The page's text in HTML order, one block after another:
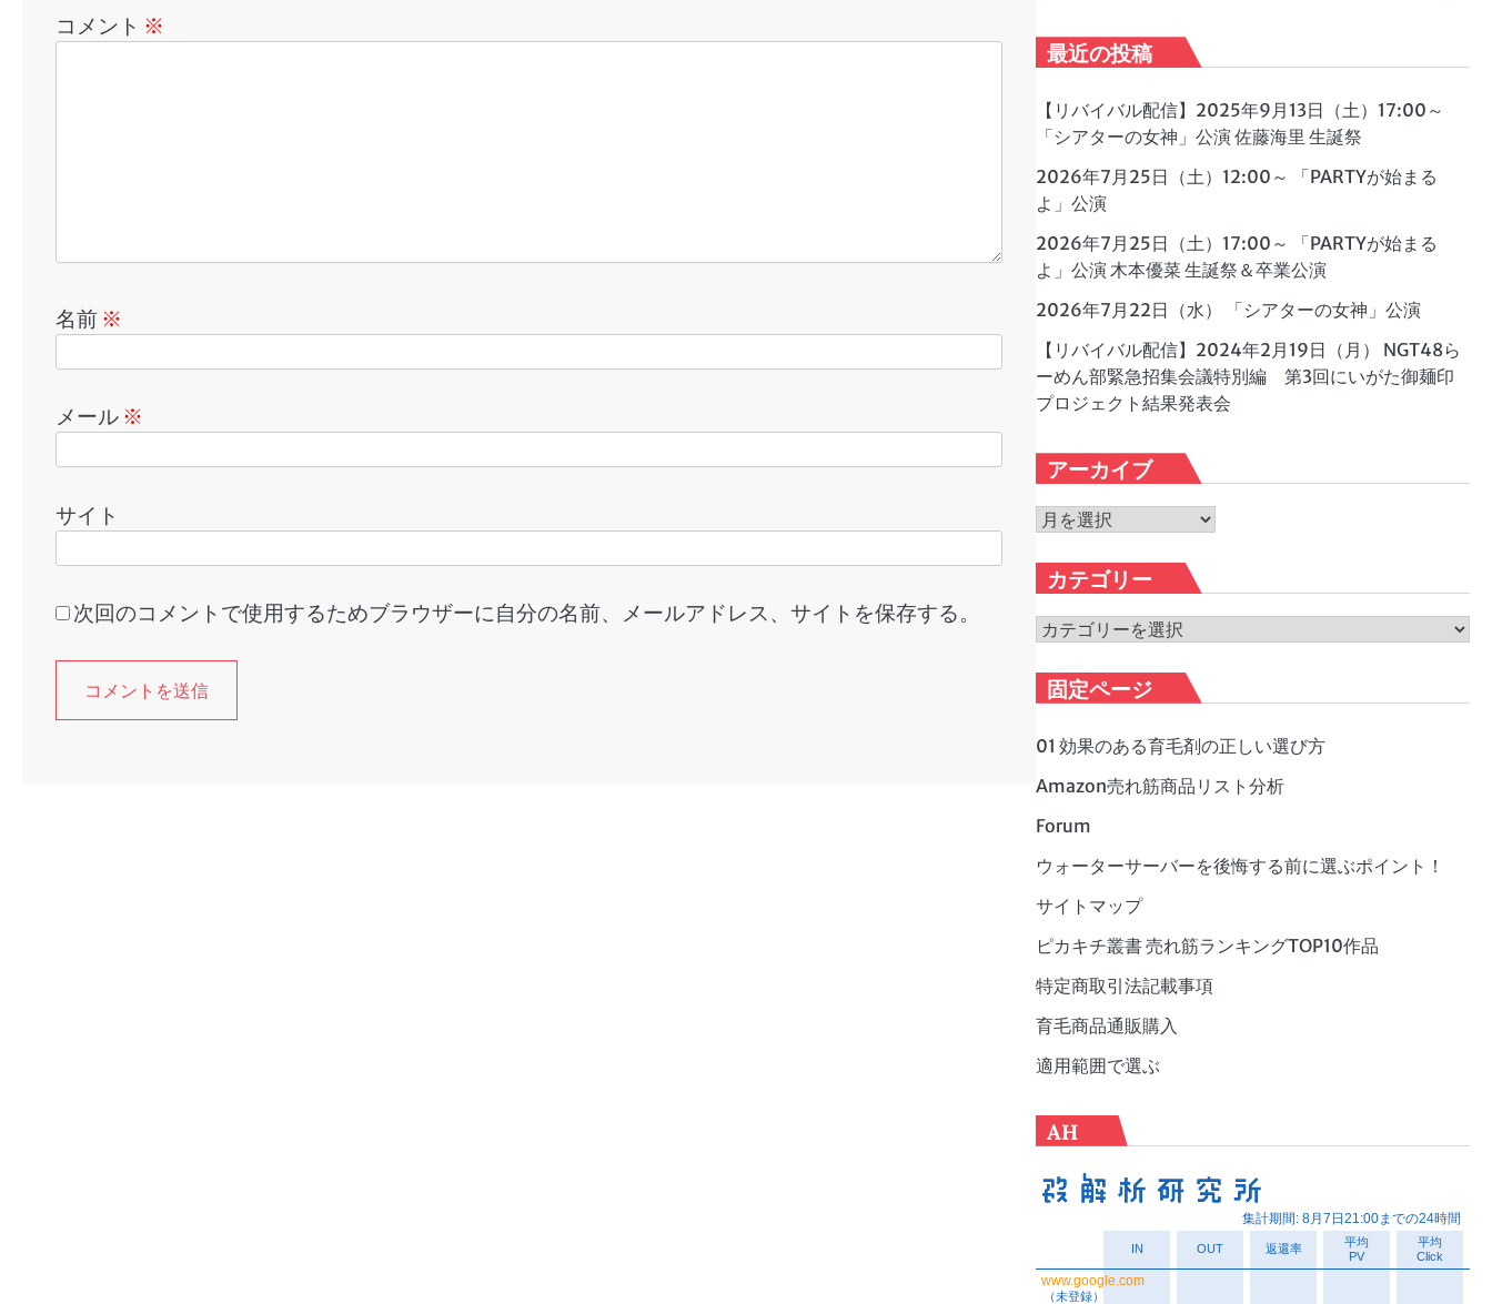
コメント ※
名前 ※
メール ※
サイト
次回のコメントで使用するためブラウザーに自分の名前、メールアドレス、サイトを保存する。
最近の投稿
【リバイバル配信】2025年9月13日（土）17:00～
「シアターの女神」公演 佐藤海里 生誕祭
2026年7月25日（土）12:00～ 「PARTYが始まる
よ」公演
2026年7月25日（土）17:00～ 「PARTYが始まる
よ」公演 木本優菜 生誕祭＆卒業公演
2026年7月22日（水） 「シアターの女神」公演
【リバイバル配信】2024年2月19日（月） NGT48ら
ーめん部緊急招集会議特別編 第3回にいがた御麺印
プロジェクト結果発表会
アーカイブ
ア
カ
イ
ブ
カテゴリー
カ
ゴ
リ
ー
固定ページ
01 効果のある育毛剤の正しい選び方
Amazon売れ筋商品リスト分析
Forum
ウォーターサーバーを後悔する前に選ぶポイント！
サイトマップ
ピカキチ叢書 売れ筋ランキングTOP10作品
特定商取引法記載事項
育毛商品通販購入
適用範囲で選ぶ
AH